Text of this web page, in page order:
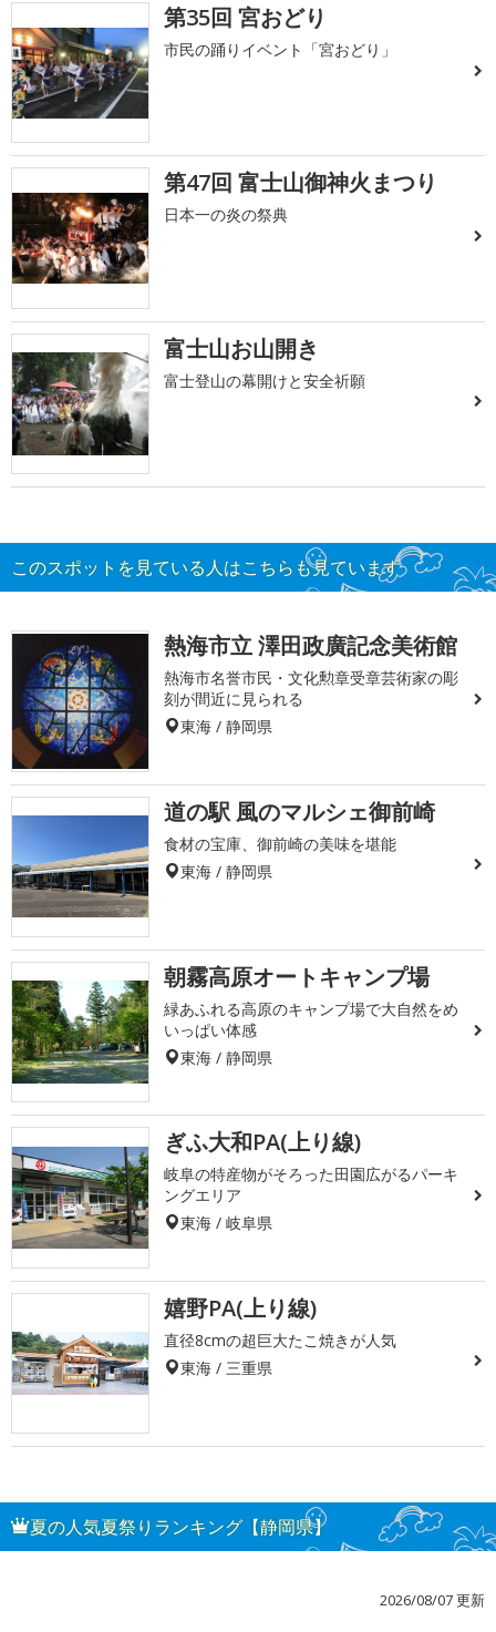
第35回 宮おどり
市民の踊りイベント「宮おどり」
第47回 富士山御神火まつり
日本一の炎の祭典
富士山お山開き
富士登山の幕開けと安全祈願
このスポットを見ている人はこちらも見ています
熱海市立 澤田政廣記念美術館
熱海市名誉市民・文化勲章受章芸術家の彫
刻が間近に見られる
東海 / 静岡県
道の駅 風のマルシェ御前崎
食材の宝庫、御前崎の美味を堪能
東海 / 静岡県
朝霧高原オートキャンプ場
緑あふれる高原のキャンプ場で大自然をめ
いっぱい体感
東海 / 静岡県
ぎふ大和PA(上り線)
岐阜の特産物がそろった田園広がるパーキ
ングエリア
東海 / 岐阜県
嬉野PA(上り線)
直径8cmの超巨大たこ焼きが人気
東海 / 三重県
夏の人気夏祭りランキング【静岡県】
2026/08/07 更新